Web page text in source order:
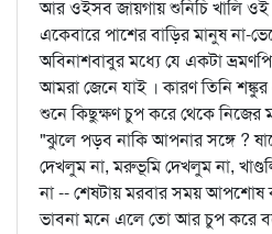
আর ওইসব জায়গায় শুনিচি খালি
একেবারে পাশের বাড়ির মানুষ না-
অবিনাশবাবুর মধ্যে যে একটা
আমরা জেনে যাই । কারণ তিনি শঙ্কুর
শুনে কিছুক্ষণ চুপ করে থেকে নিজের
"ঝুলে পড়ব নাকি আপনার সঙ্গে ?
দেখলুম না, মরুভূমি দেখলুম না,
না -- শেষটায় মরবার সময়
ভাবনা মনে এলে তো আর চুপ করে